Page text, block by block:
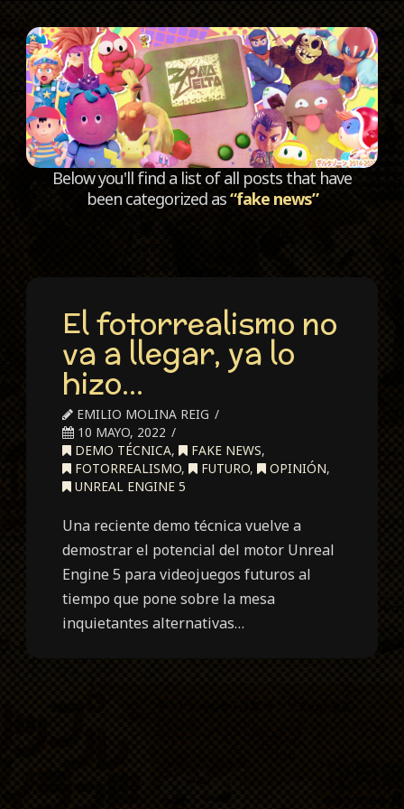
Below you'll find a list of all posts that have
been categorized as“fake news”
El fotorrealismo no
va a llegar, ya lo
hizo…
EMILIO MOLINA REIG
10 MAYO, 2022
DEMO TÉCNICA, FAKE NEWS,
FOTORREALISMO, FUTURO, OPINIÓN,
UNREAL ENGINE 5
Una reciente demo técnica vuelve a
demostrar el potencial del motor Unreal
Engine 5 para videojuegos futuros al
tiempo que pone sobre la mesa
inquietantes alternativas…